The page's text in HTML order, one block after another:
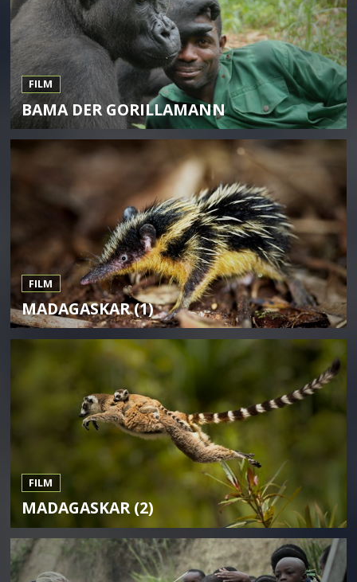
FILM
BAMA DER GORILLAMANN
FILM
MADAGASKAR (1)
FILM
MADAGASKAR (2)